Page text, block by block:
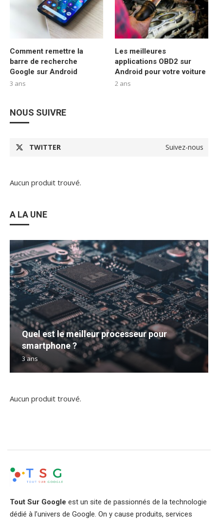
Comment remettre la
barre de recherche
Google sur Android
3 ans
Les meilleures
applications OBD2 sur
Android pour votre voiture
2 ans
NOUS SUIVRE
TWITTER Suivez-nous
Aucun produit trouvé.
A LA UNE
Quel est le meilleur processeur pour
smartphone ?
3 ans
Aucun produit trouvé.
Tout Sur Google est un site de passionnés de la technologie
dédié à l’univers de Google. On y cause produits, services